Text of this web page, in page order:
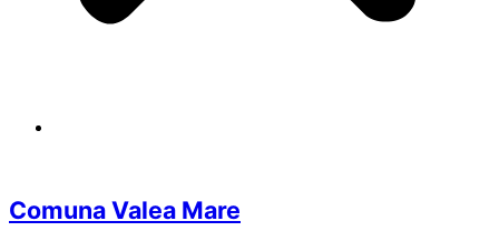
Comuna Valea Mare